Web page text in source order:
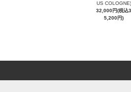
US COLOGNE)
32,000円(税込3
5,200円)